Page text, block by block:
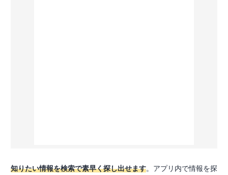
知りたい情報を検索で素早く探し出せます。アプリ内で情報を探